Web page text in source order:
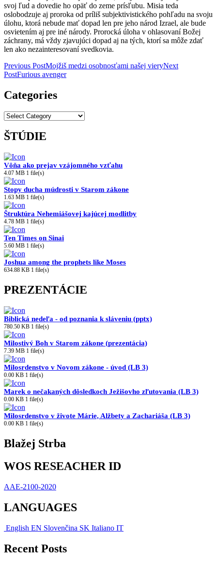
svoj ľud a dovedie ho opäť do zeme prísľubu. Misia teda
oslobodzuje aj proroka od príliš subjektivistického pohľadu na svoju
úlohu, ktorá nebude mať dopad len pre jeho národ Izrael, ale bude
osvietením aj pre iné národy. Prorocká úloha v ohlasovaní Božej
záchrany, má vždy zjavujúci dopad aj na tých, ktorí sa môže zdať
len ako nezainteresovaní svedkovia.
Post
navigation
Previous PostMojžiš medzi osobnosťami našej vieryNext
PostFurious avenger
Categories
Categories
ŠTÚDIE
Vôňa ako prejav vzájomného vzťahu
4.07 MB 1 file(s)
Stopy ducha múdrosti v Starom zákone
1.63 MB 1 file(s)
Štruktúra Nehemiášovej kajúcej modlitby
4.78 MB 1 file(s)
Ten Times on Sinai
5.60 MB 1 file(s)
Joshua among the prophets like Moses
634.88 KB 1 file(s)
PREZENTÁCIE
Biblická nedeľa - od poznania k sláveniu (pptx)
780.50 KB 1 file(s)
Milostivý Boh v Starom zákone (prezentácia)
7.39 MB 1 file(s)
Milosrdenstvo v Novom zákone - úvod (LB 3)
0.00 KB 1 file(s)
Marek o nečakaných dôsledkoch Ježišovho zľutovania (LB 3)
0.00 KB 1 file(s)
Milosrdenstvo v živote Márie, Alžbety a Zachariáša (LB 3)
0.00 KB 1 file(s)
Blažej Strba
WOS RESEACHER ID
AAE-2100-2020
LANGUAGES
English EN Slovenčina SK Italiano IT
Recent Posts